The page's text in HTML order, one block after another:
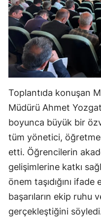
Toplantıda konuşan
Müdürü Ahmet
boyunca büyük bir
tüm yönetici,
etti. Öğrencilerin
gelişimlerine katkı
önem taşıdığını
başarıların ekip ruhu
gerçekleştiğini